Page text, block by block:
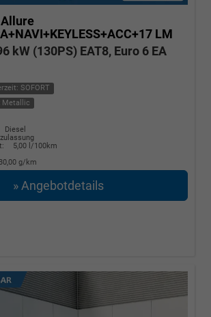
Allure
LM
kW (130PS) EAT8, Euro 6 EA
SOFORT
Metallic
Diesel
5,00 l/100km
g/km
» Angebotdetails